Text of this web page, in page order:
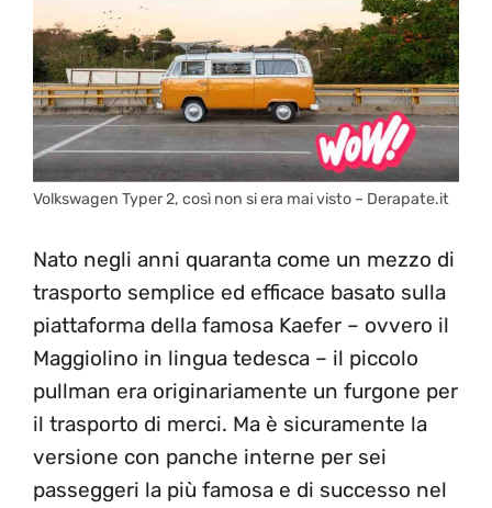
Volkswagen Typer 2, così non si era mai visto – Derapate.it
Nato negli anni quaranta come un mezzo di
trasporto semplice ed efficace basato sulla
piattaforma della famosa Kaefer – ovvero il
Maggiolino in lingua tedesca – il piccolo
pullman era originariamente un furgone per
il trasporto di merci. Ma è sicuramente la
versione con panche interne per sei
passeggeri la più famosa e di successo nel